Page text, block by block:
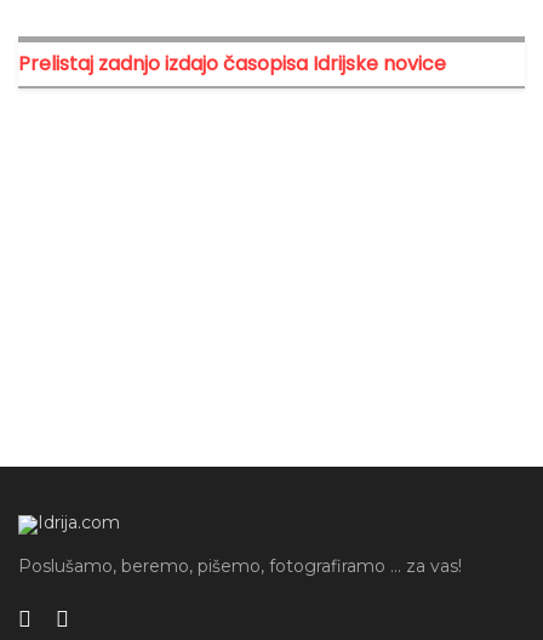
Prelistaj zadnjo izdajo časopisa Idrijske novice
Poslušamo, beremo, pišemo, fotografiramo ... za vas!